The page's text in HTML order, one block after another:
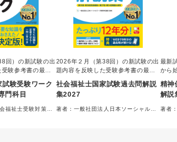
回）の新試験の出
験参考書の最新
験受験ワーク
門科目
福祉士受験対策研
2026年２月（第38回）の新試験の出
題内容を反映した受験参考書の最新
版！
社会福祉士国家試験過去問解説
集2027
著者：一般社団法人日本ソーシャルワ
最新
から
精神
解説
著者